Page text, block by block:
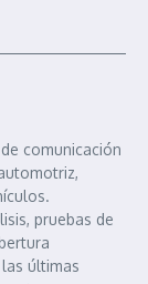
comunicación
pruebas de
últimas